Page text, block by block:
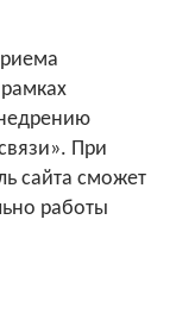
При
сайта сможет
работы